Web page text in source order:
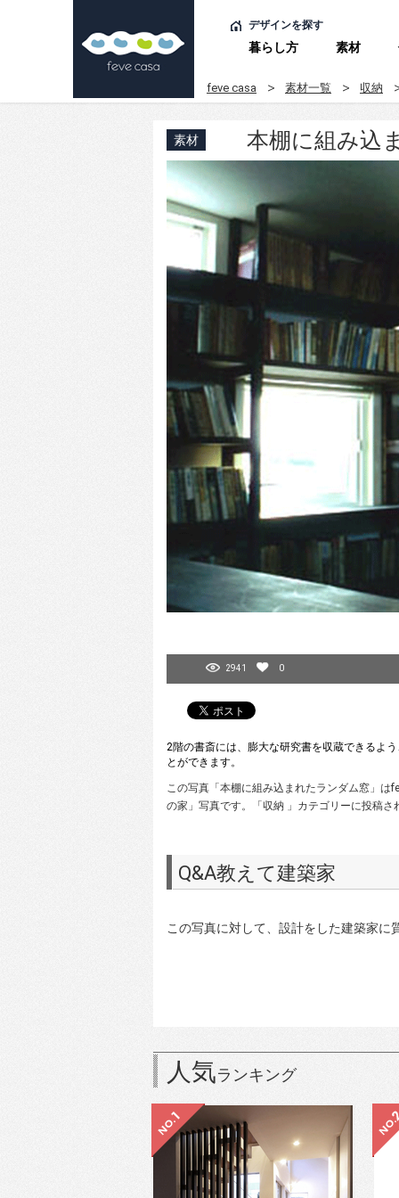
デザインを探す
暮らし方 素材
feve casa 素材一覧 収納
素材 本棚に組み込
2941 0
2階の書斎には、膨大な研究書を収蔵できるよ
とができます。
この写真「本棚に組み込まれたランダム窓」
の家」写真です。「収納 」カテゴリーに投稿さ
Q&A教えて建築家
この写真に対して、設計をした建築家に
人気ランキング